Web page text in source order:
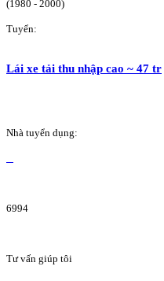
(1980 - 2000)
Tuyển:
Lái xe tải thu nhập cao ~ 47 tr
Nhà tuyển dụng:
6994
Tư vấn giúp tôi